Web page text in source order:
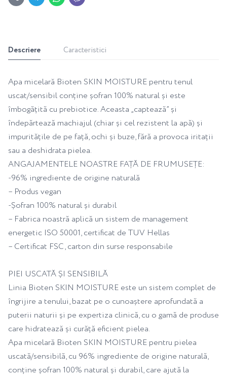
Descriere Caracteristici
Apa micelară Bioten SKIN MOISTURE pentru tenul
uscat/sensibil conține șofran 100% natural și este
îmbogățită cu prebiotice. Aceasta „captează” și
îndepărtează machiajul (chiar și cel rezistent la apă) și
impuritățile de pe față, ochi și buze, fără a provoca iritații
sau a deshidrata pielea.
ANGAJAMENTELE NOASTRE FAȚĂ DE FRUMUSEȚE:
-96% ingrediente de origine naturală
– Produs vegan
-Șofran 100% natural și durabil
– Fabrica noastră aplică un sistem de management
energetic ISO 50001, certificat de TUV Hellas
– Certificat FSC, carton din surse responsabile
PIEI USCATĂ ȘI SENSIBILĂ
Linia Bioten SKIN MOISTURE este un sistem complet de
îngrijire a tenului, bazat pe o cunoaștere aprofundată a
puterii naturii și pe expertiza clinică, cu o gamă de produse
care hidratează și curăță eficient pielea.
Apa micelară Bioten SKIN MOISTURE pentru pielea
uscată/sensibilă, cu 96% ingrediente de origine naturală,
conține șofran 100% natural și durabil, care ajută la